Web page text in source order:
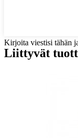
Kirjoita viestisi tähän
Liittyvät